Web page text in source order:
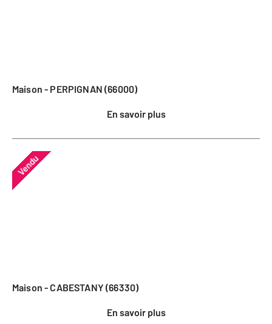
Maison - PERPIGNAN (66000)
En savoir plus
Vendu
Maison - CABESTANY (66330)
En savoir plus